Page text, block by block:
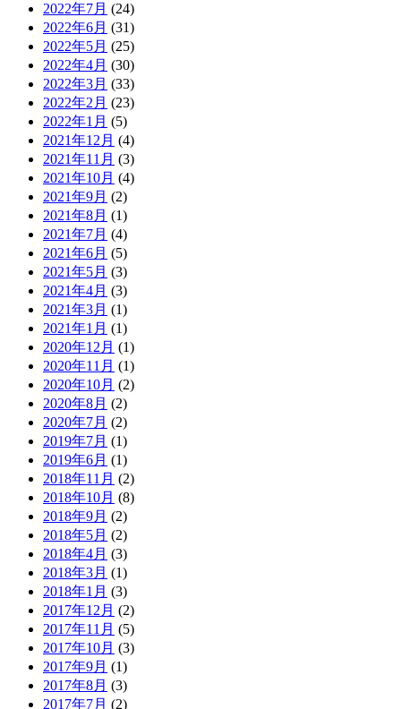
2022年7月 (24)
2022年6月 (31)
2022年5月 (25)
2022年4月 (30)
2022年3月 (33)
2022年2月 (23)
2022年1月 (5)
2021年12月 (4)
2021年11月 (3)
2021年10月 (4)
2021年9月 (2)
2021年8月 (1)
2021年7月 (4)
2021年6月 (5)
2021年5月 (3)
2021年4月 (3)
2021年3月 (1)
2021年1月 (1)
2020年12月 (1)
2020年11月 (1)
2020年10月 (2)
2020年8月 (2)
2020年7月 (2)
2019年7月 (1)
2019年6月 (1)
2018年11月 (2)
2018年10月 (8)
2018年9月 (2)
2018年5月 (2)
2018年4月 (3)
2018年3月 (1)
2018年1月 (3)
2017年12月 (2)
2017年11月 (5)
2017年10月 (3)
2017年9月 (1)
2017年8月 (3)
2017年7月 (2)